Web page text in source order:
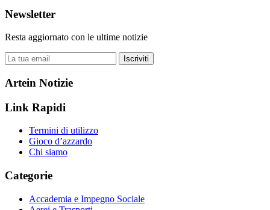
Newsletter
Resta aggiornato con le ultime notizie
Iscriviti
Artein Notizie
Link Rapidi
Termini di utilizzo
Gioco d’azzardo
Chi siamo
Categorie
Accademia e Impegno Sociale